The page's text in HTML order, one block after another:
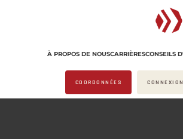
À PROPOS DE NOUSCARRIÈRESCONSEILS
COORDONNÉES CONNEXION